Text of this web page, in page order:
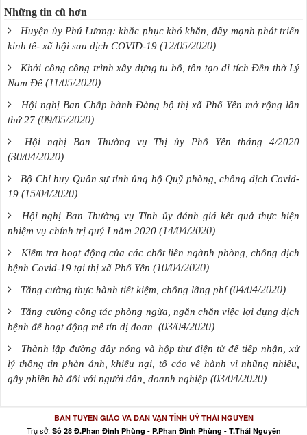
Những tin cũ hơn
Huyện ủy Phú Lương: khắc phục khó khăn, đẩy mạnh phát triển
kinh tế- xã hội sau dịch COVID-19 (12/05/2020)
Khởi công công trình xây dựng tu bổ, tôn tạo di tích Đền thờ Lý
Nam Đế (11/05/2020)
Hội nghị Ban Chấp hành Đảng bộ thị xã Phổ Yên mở rộng lần
thứ 27 (09/05/2020)
Hội nghị Ban Thường vụ Thị ủy Phổ Yên tháng 4/2020
(30/04/2020)
Bộ Chỉ huy Quân sự tỉnh ủng hộ Quỹ phòng, chống dịch Covid-
19 (15/04/2020)
Hội nghị Ban Thường vụ Tỉnh ủy đánh giá kết quả thực hiện
nhiệm vụ chính trị quý I năm 2020 (14/04/2020)
Kiểm tra hoạt động của các chốt liên ngành phòng, chống dịch
bệnh Covid-19 tại thị xã Phổ Yên (10/04/2020)
Tăng cường thực hành tiết kiệm, chống lãng phí (04/04/2020)
Tăng cường công tác phòng ngừa, ngăn chặn việc lợi dụng dịch
bệnh để hoạt động mê tín dị đoan (03/04/2020)
Thành lập đường dây nóng và hộp thư điện tử để tiếp nhận, xử
lý thông tin phản ánh, khiếu nại, tố cáo về hành vi nhũng nhiễu,
gây phiền hà đối với người dân, doanh nghiệp (03/04/2020)
BAN TUYÊN GIÁO VÀ DÂN VẬN TỈNH UỶ THÁI NGUYÊN
Trụ sở: Số 28 Đ.Phan Đình Phùng - P.Phan Đình Phùng - T.Thái Nguyên